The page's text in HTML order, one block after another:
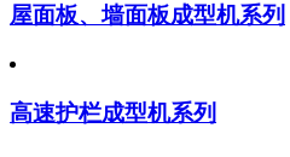
屋面板、墙面板成型机系列
高速护栏成型机系列